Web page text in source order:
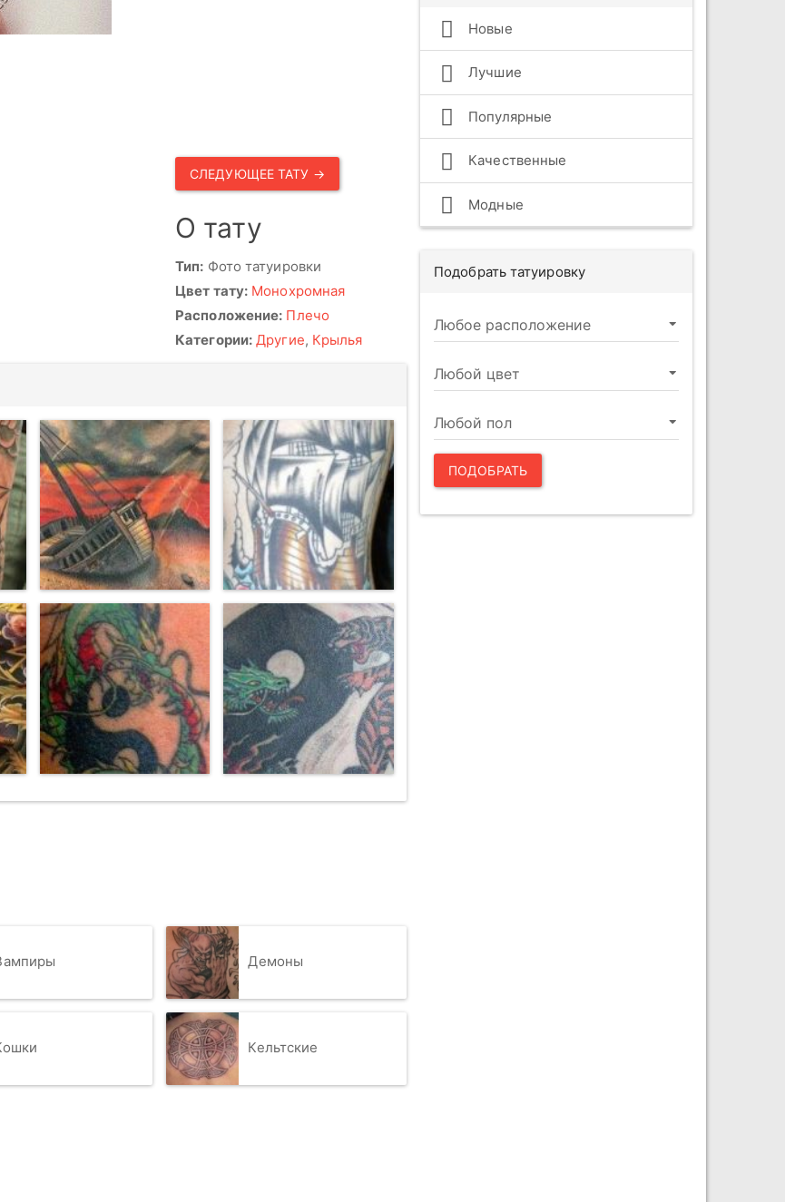
СЛЕДУЮЩЕЕ ТАТУ →
О тату
Тип: Фото татуировки
Цвет тату: Монохромная
Расположение: Плечо
Категории: Другие, Крылья
Демоны
Кельтские
Новые
Лучшие
Популярные
Качественные
Модные
Подобрать татуировку
ПОДОБРАТЬ